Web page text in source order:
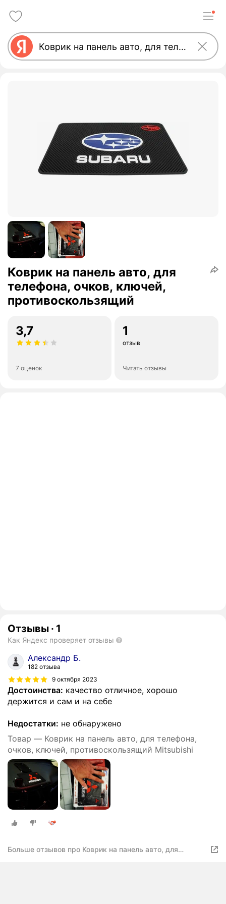
Коврик на панель авто, для
телефона, очков, ключей,
противоскользящий
3,7
7 оценок
1
отзыв
Читать отзывы
Отзывы · 1
Как Яндекс проверяет отзывы
Александр Б.
182 отзыва
9 октября 2023
Достоинства: качество отличное, хорошо
держится и сам и на себе
Недостатки: не обнаружено
Товар — Коврик на панель авто, для телефона,
очков, ключей, противоскользящий Mitsubishi
Больше отзывов про Коврик на панель авто, для